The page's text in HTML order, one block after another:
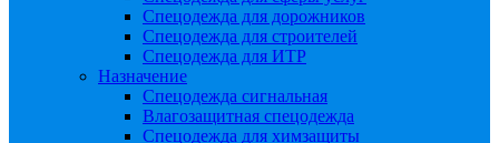
Спецодежда для дорожников
Спецодежда для строителей
Спецодежда для ИТР
Назначение
Спецодежда сигнальная
Влагозащитная спецодежда
Спецодежда для химзащиты